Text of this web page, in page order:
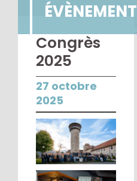
ÉVÈNEMENT
Congrès
2025
27 octobre
2025